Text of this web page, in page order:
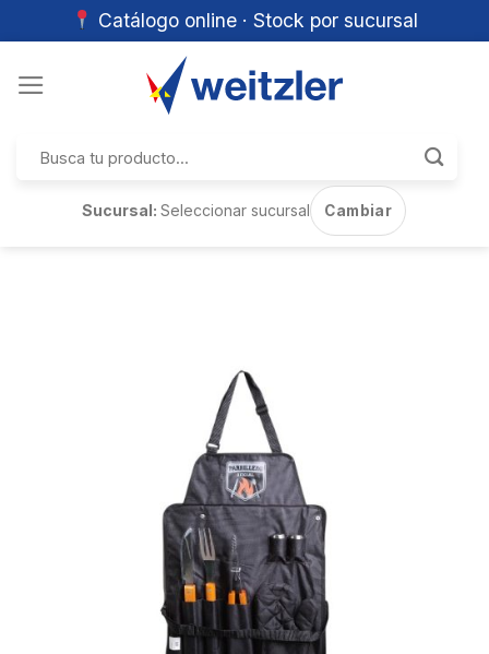
Catálogo online · Stock por sucursal
por:
Sucursal:Seleccionar sucursal Cambiar